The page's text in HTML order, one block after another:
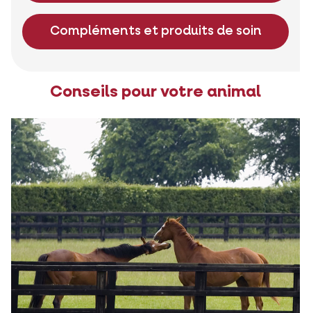
Compléments et produits de soin
Conseils pour votre animal